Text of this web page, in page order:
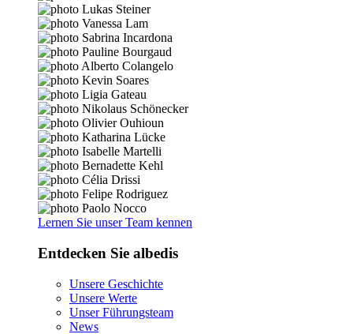
Lernen Sie unser Team kennen
Entdecken Sie albedis
Unsere Geschichte
Unsere Werte
Unser Führungsteam
News